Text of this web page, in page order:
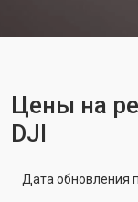
Цены на
DJI
Дата обновления